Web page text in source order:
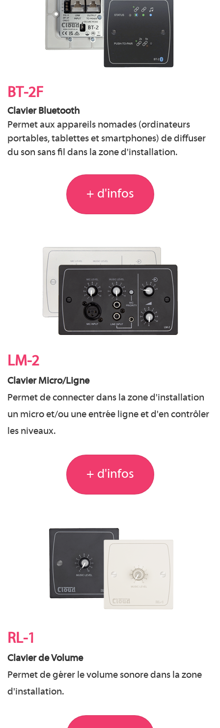
BT-2F
Clavier Bluetooth
Permet aux appareils nomades (ordinateurs
portables, tablettes et smartphones) de diffuser
du son sans fil dans la zone d'installation.
+ d'infos
LM-2
Clavier Micro/Ligne
Permet de connecter dans la zone d'installation
un micro et/ou une entrée ligne et d'en contrôler
les niveaux.
+ d'infos
RL-1
Clavier de Volume
Permet de gérer le volume sonore dans la zone
d'installation.